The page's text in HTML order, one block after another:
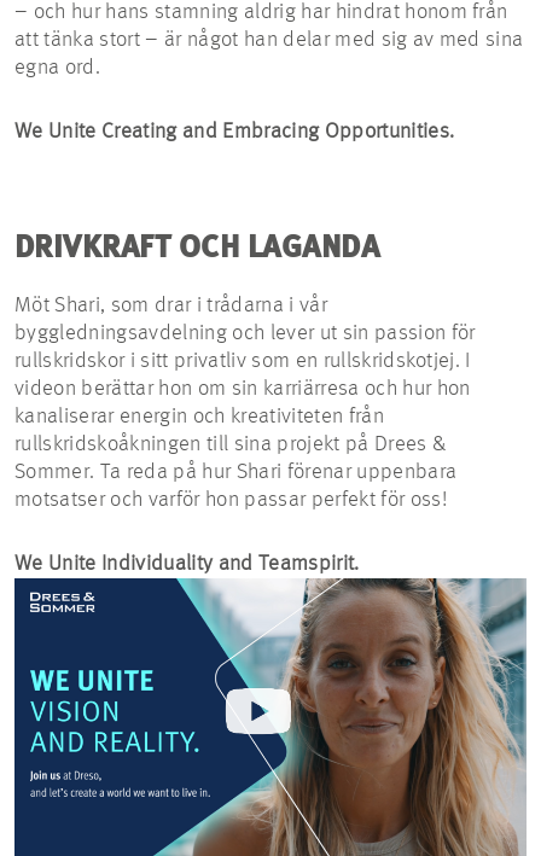
– och hur hans stamning aldrig har hindrat honom från
att tänka stort – är något han delar med sig av med sina
egna ord.
We Unite Creating and Embracing Opportunities.
DRIVKRAFT OCH LAGANDA
Möt Shari, som drar i trådarna i vår
byggledningsavdelning och lever ut sin passion för
rullskridskor i sitt privatliv som en rullskridskotjej. I
videon berättar hon om sin karriärresa och hur hon
kanaliserar energin och kreativiteten från
rullskridskoåkningen till sina projekt på Drees &
Sommer. Ta reda på hur Shari förenar uppenbara
motsatser och varför hon passar perfekt för oss!
We Unite Individuality and Teamspirit.